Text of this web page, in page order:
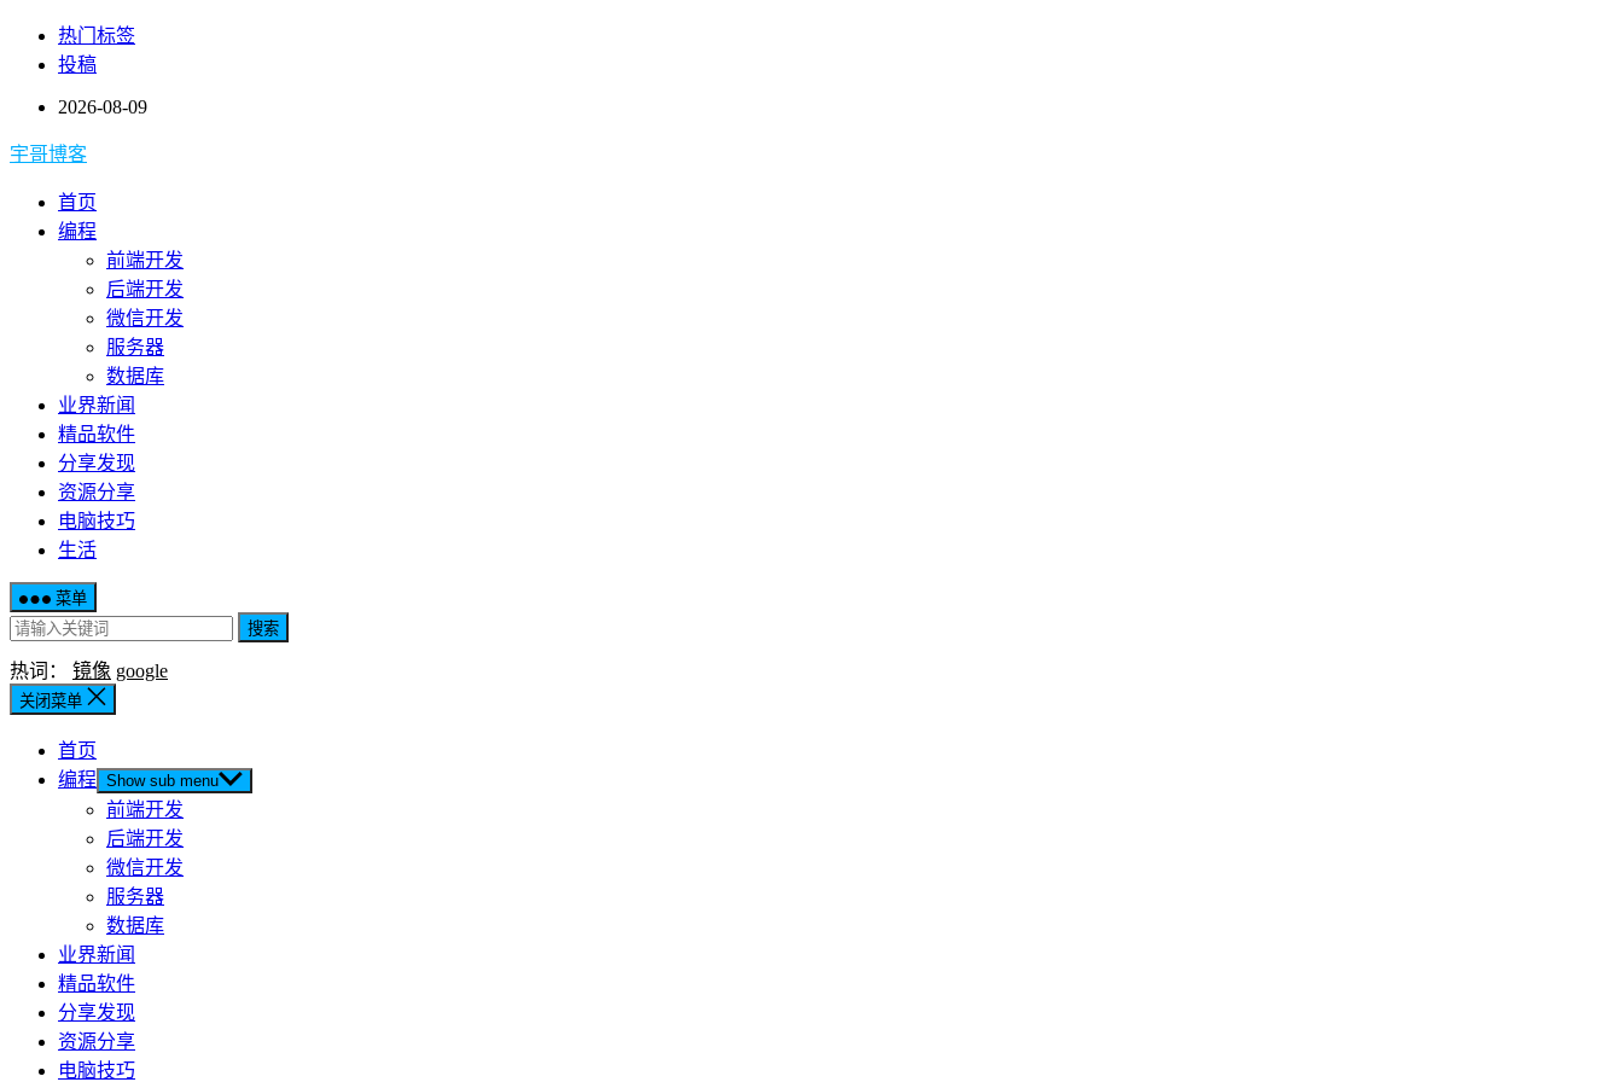
热门标签
投稿
2026-08-09
宇哥博客
首页
编程
前端开发
后端开发
微信开发
服务器
数据库
业界新闻
精品软件
分享发现
资源分享
电脑技巧
生活
菜单
搜索
热词： 镜像 google
关闭菜单
首页
编程 Show sub menu
前端开发
后端开发
微信开发
服务器
数据库
业界新闻
精品软件
分享发现
资源分享
电脑技巧